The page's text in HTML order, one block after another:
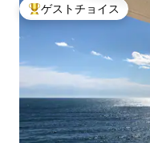
大好評のゲストチョイス
ゲストチョイス